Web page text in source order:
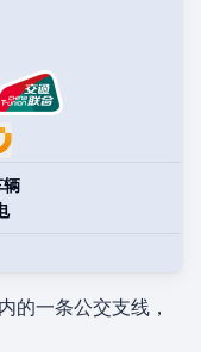
辆
的一条公交支线，